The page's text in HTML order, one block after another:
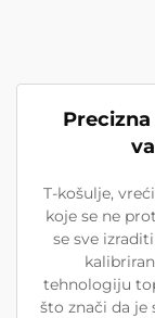
T-košulje,
koje se ne
se sve
tehnologiju
što znači da je